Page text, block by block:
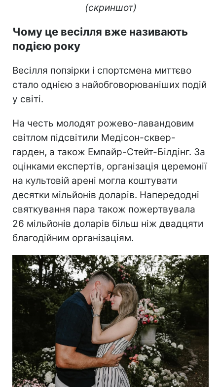
(скриншот)
Чому це весілля вже називають
подією року
Весілля попзірки і спортсмена миттєво
стало однією з найобговорюваніших подій
у світі.
На честь молодят рожево-лавандовим
світлом підсвітили Медісон-сквер-
гарден, а також Емпайр-Стейт-Білдінг. За
оцінками експертів, організація церемонії
на культовій арені могла коштувати
десятки мільйонів доларів. Напередодні
святкування пара також пожертвувала
26 мільйонів доларів більш ніж двадцяти
благодійним організаціям.